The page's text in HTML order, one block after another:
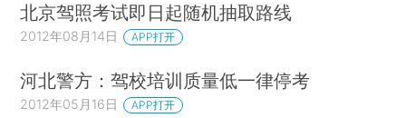
北京驾照考试即日起随机抽取路线
2012年08月14日 APP打开
河北警方：驾校培训质量低一律停考
2012年05月16日 APP打开